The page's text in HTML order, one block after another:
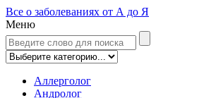
Все о заболеваниях от А до Я
Меню
Аллерголог
Андролог